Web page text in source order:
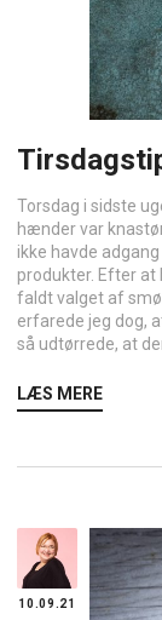
Torsdag i sidste
hænder var
ikke havde
produkter. Efter at
faldt valget af
erfarede jeg dog,
så udtørrede, at
LÆS MERE
10.09.21